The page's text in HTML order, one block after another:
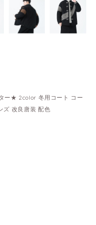
ー★ 2color 冬用コート コー
ズ 改良唐装 配色